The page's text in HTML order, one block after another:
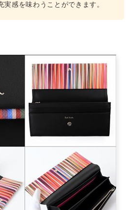
実感を味わうことができます。